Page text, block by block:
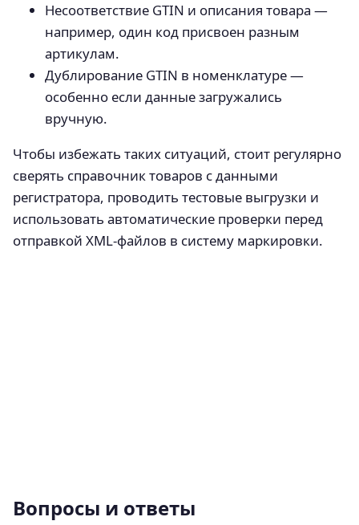
Несоответствие GTIN и описания товара —
например, один код присвоен разным
артикулам.
Дублирование GTIN в номенклатуре —
особенно если данные загружались
вручную.
Чтобы избежать таких ситуаций, стоит регулярно
сверять справочник товаров с данными
регистратора, проводить тестовые выгрузки и
использовать автоматические проверки перед
отправкой XML-файлов в систему маркировки.
Вопросы и ответы